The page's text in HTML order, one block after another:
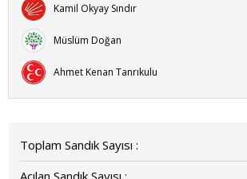
Kamil Okyay Sındır
Müslüm Doğan
Ahmet Kenan Tanrıkulu
Toplam Sandık Sayısı :
Açılan Sandık Sayısı :